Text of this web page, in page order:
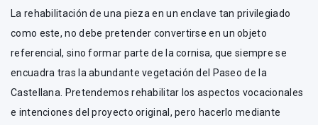
La rehabilitación de una pieza en un enclave tan privilegiado
como este, no debe pretender convertirse en un objeto
referencial, sino formar parte de la cornisa, que siempre se
encuadra tras la abundante vegetación del Paseo de la
Castellana. Pretendemos rehabilitar los aspectos vocacionales
e intenciones del proyecto original, pero hacerlo mediante